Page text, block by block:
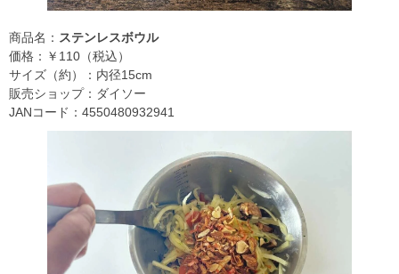
商品名： ステンレスボウル
価格：￥110（税込）
サイズ（約）：内径15cm
販売ショップ：ダイソー
JANコード：4550480932941